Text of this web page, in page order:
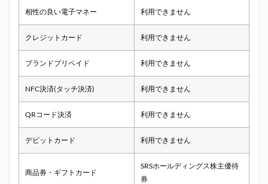
相性の良い電子マネー 利用できません
クレジットカード 利用できません
ブランドプリペイド 利用できません
NFC決済(タッチ決済) 利用できません
QRコード決済 利用できません
デビットカード 利用できません
商品券・ギフトカード
SRSホールディングス株主優待
券